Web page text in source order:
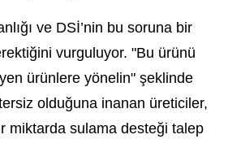
ve DSİ’nin bu soruna bir
vurguluyor. "Bu ürünü
ürünlere yönelin" şeklinde
olduğuna inanan üreticiler,
miktarda sulama desteği talep